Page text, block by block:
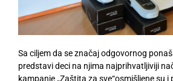
Sa ciljem da se značaj odgovornog
predstavi deci na njima najprihvatljiviji
kampanje „Zaštita za sve“osmišljene su